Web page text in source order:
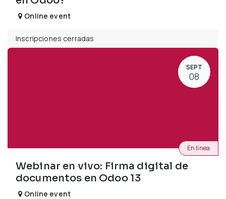
Online event
Inscripciones cerradas
SEPT
08
Webinar en vivo: Firma digital de
documentos en Odoo 13
En línea
Online event